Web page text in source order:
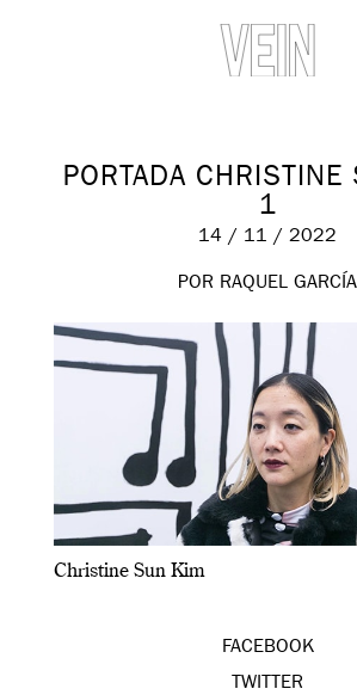
PORTADA CHRISTINE
1
14 / 11 / 2022
POR RAQUEL GARCÍA
Christine Sun Kim
FACEBOOK
TWITTER